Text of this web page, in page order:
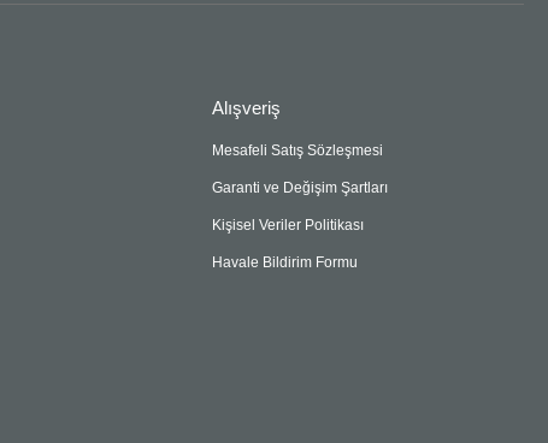
Alışveriş
Mesafeli Satış Sözleşmesi
Garanti ve Değişim Şartları
Kişisel Veriler Politikası
Havale Bildirim Formu